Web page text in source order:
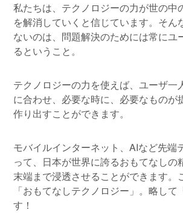
私たちは、テクノロジーの力が世の中
を解消していくと信じています。そん
ないのは、問題解決のためには常にユ
るということ。
テクノロジーの力を使えば、ユーザ一
に合わせ、必要な時に、必要なものが
作り出すことができます。
モバイルインターネット、AIなど先端
って、日本が世界に誇るおもてなしの
末端まで浸透させることができます。
「おもてなしテクノロジー」。略して
す！